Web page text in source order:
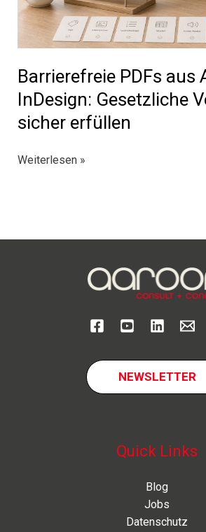
Barrierefreie PDFs aus
InDesign: Gesetzliche
sicher erfüllen
Barrierefreie
Weiterlesen »
NEWSLETTER
Quick Links
Blog
Jobs
Datenschutz